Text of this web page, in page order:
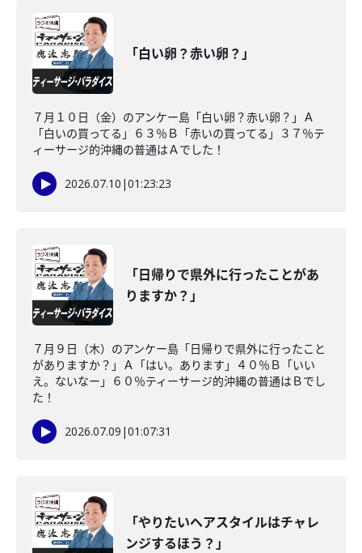
「白い卵？赤い卵？」
７月１０日（金）のアンケー島「白い卵？赤い卵？」Ａ
「白いの買ってる」６３％Ｂ「赤いの買ってる」３７％テ
ィーサージ的沖縄の普通はＡでした！
2026.07.10 |01:23:23
「日帰りで県外に行ったことがあ
りますか？」
７月９日（木）のアンケー島「日帰りで県外に行ったこと
がありますか？」Ａ「はい。あります」４０％Ｂ「いい
え。ないなー」６０％ティーサージ的沖縄の普通はＢでし
た！
2026.07.09 |01:07:31
「やりたいヘアスタイルはチャレ
ンジするほう？」